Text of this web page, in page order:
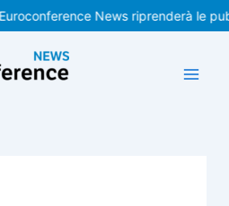
News riprenderà le